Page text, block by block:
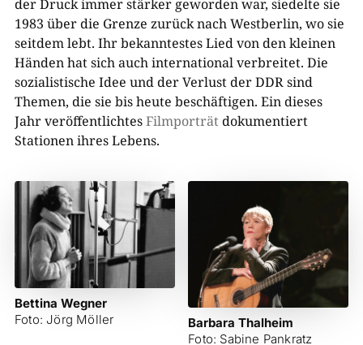
der Druck immer stärker geworden war, siedelte sie
1983 über die Grenze zurück nach Westberlin, wo sie
seitdem lebt. Ihr bekanntestes Lied von den kleinen
Händen hat sich auch international verbreitet. Die
sozialistische Idee und der Verlust der DDR sind
Themen, die sie bis heute beschäftigen. Ein dieses
Jahr veröffentlichtesFilmporträtdokumentiert
Stationen ihres Lebens.
Bettina Wegner
Foto: Jörg Möller
Barbara Thalheim
Foto: Sabine Pankratz